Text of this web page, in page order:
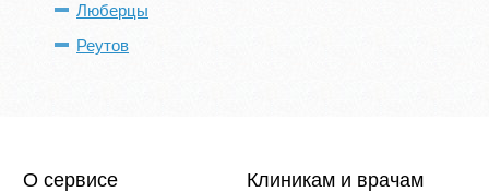
Люберцы
Реутов
О сервисе Клиникам и врачам